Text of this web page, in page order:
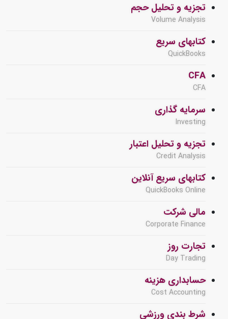
تجزیه و تحلیل حجم
Volume Analysis
کتابهای سریع
QuickBooks
CFA
CFA
سرمایه گذاری
Investing
تجزیه و تحلیل اعتبار
Credit Analysis
کتابهای سریع آنلاین
QuickBooks Online
مالی شرکت
Corporate Finance
تجارت روز
Day Trading
حسابداری هزینه
Cost Accounting
شرط بندی ورزشی